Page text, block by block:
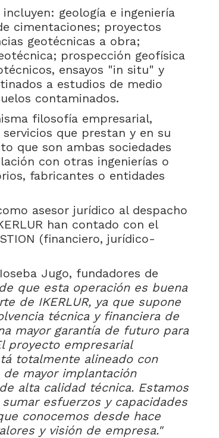
geología e ingeniería
cimentaciones; proyectos
geotécnicas a obra;
prospección geofísica
ensayos "in situ" y
a estudios de medio
contaminados.
filosofía empresarial,
que prestan y en su
que son ambas sociedades
con otras ingenierías o
fabricantes o entidades
asesor jurídico al despacho
han contado con el
(financiero, jurídico-
Jugo, fundadores de
que esta operación es buena
de IKERLUR, ya que supone
técnica y financiera de
mayor garantía de futuro para
proyecto empresarial
totalmente alineado con
mayor implantación
alta calidad técnica. Estamos
esfuerzos y capacidades
conocemos desde hace
y visión de empresa."